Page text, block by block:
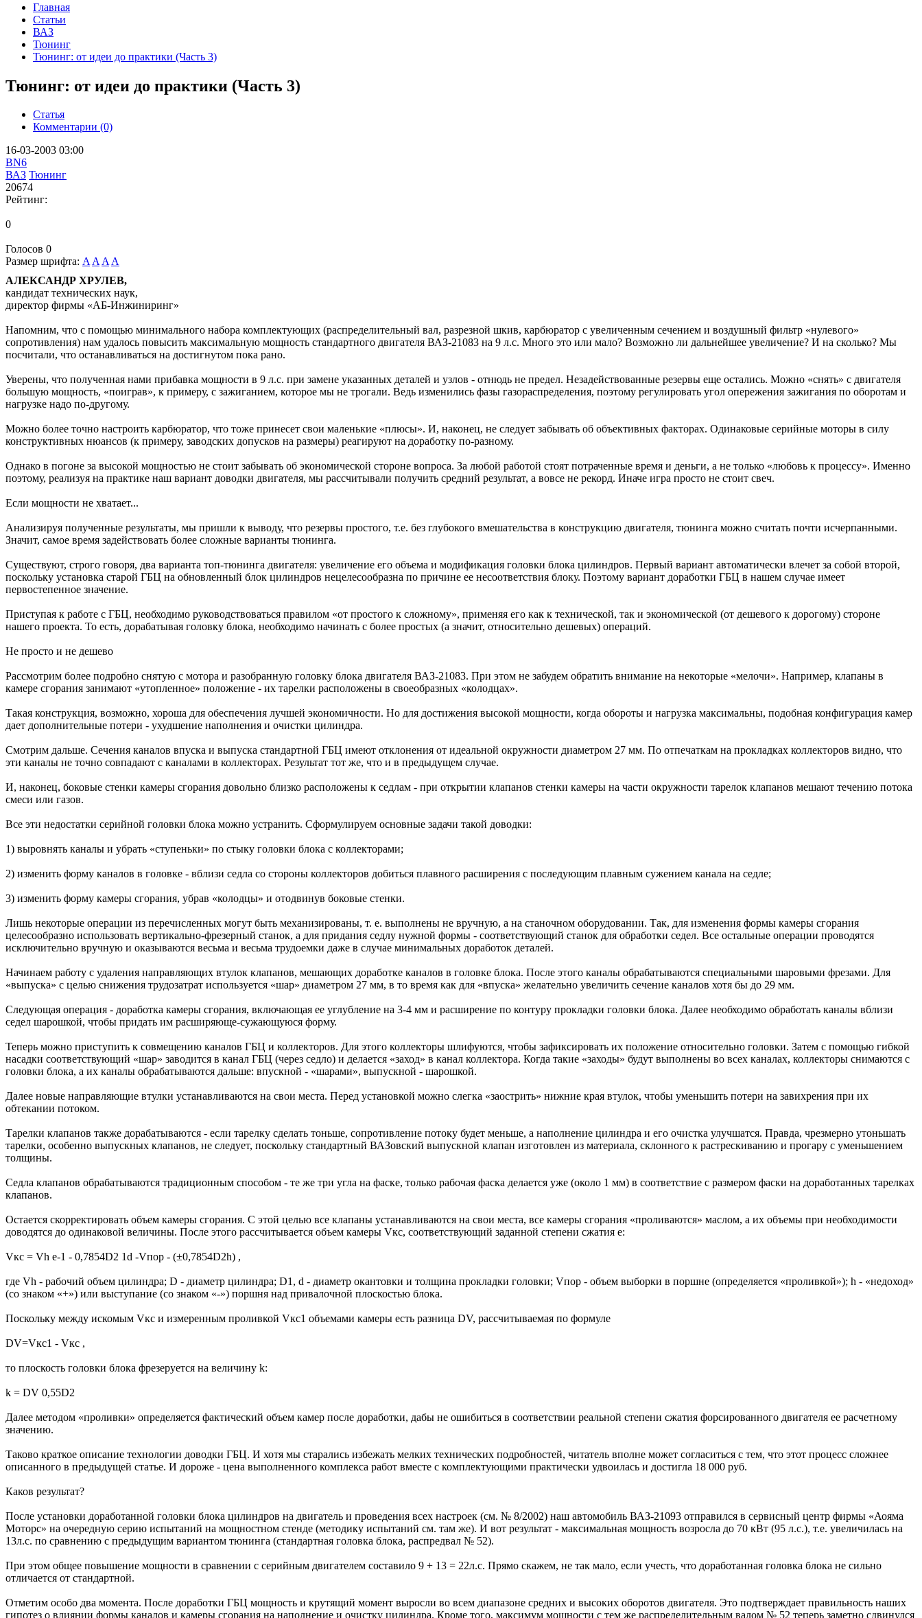
Главная
Статьи
ВАЗ
Тюнинг
Тюнинг: от идеи до практики (Часть 3)
Тюнинг: от идеи до практики (Часть 3)
Статья
Комментарии (0)
16-03-2003 03:00
BN6
ВАЗ Тюнинг
20674
Рейтинг:
0
Голосов 0
Размер шрифта: AAAA
АЛЕКСАНДР ХРУЛЕВ,
кандидат технических наук,
директор фирмы «АБ-Инжиниринг»
Напомним, что с помощью минимального набора комплектующих (распределительный вал, разрезной шкив, карбюратор с увеличенным сечением и воздушный фильтр «нулевого»
сопротивления) нам удалось повысить максимальную мощность стандартного двигателя ВАЗ-21083 на 9 л.с. Много это или мало? Возможно ли дальнейшее увеличение? И на сколько? Мы
посчитали, что останавливаться на достигнутом пока рано.
Уверены, что полученная нами прибавка мощности в 9 л.с. при замене указанных деталей и узлов - отнюдь не предел. Незадействованные резервы еще остались. Можно «снять» с двигателя
большую мощность, «поиграв», к примеру, с зажиганием, которое мы не трогали. Ведь изменились фазы газораспределения, поэтому регулировать угол опережения зажигания по оборотам и
нагрузке надо по-другому.
Можно более точно настроить карбюратор, что тоже принесет свои маленькие «плюсы». И, наконец, не следует забывать об объективных факторах. Одинаковые серийные моторы в силу
конструктивных нюансов (к примеру, заводских допусков на размеры) реагируют на доработку по-разному.
Однако в погоне за высокой мощностью не стоит забывать об экономической стороне вопроса. За любой работой стоят потраченные время и деньги, а не только «любовь к процессу». Именно
поэтому, реализуя на практике наш вариант доводки двигателя, мы рассчитывали получить средний результат, а вовсе не рекорд. Иначе игра просто не стоит свеч.
Если мощности не хватает...
Анализируя полученные результаты, мы пришли к выводу, что резервы простого, т.е. без глубокого вмешательства в конструкцию двигателя, тюнинга можно считать почти исчерпанными.
Значит, самое время задействовать более сложные варианты тюнинга.
Существуют, строго говоря, два варианта топ-тюнинга двигателя: увеличение его объема и модификация головки блока цилиндров. Первый вариант автоматически влечет за собой второй,
поскольку установка старой ГБЦ на обновленный блок цилиндров нецелесообразна по причине ее несоответствия блоку. Поэтому вариант доработки ГБЦ в нашем случае имеет
первостепенное значение.
Приступая к работе с ГБЦ, необходимо руководствоваться правилом «от простого к сложному», применяя его как к технической, так и экономической (от дешевого к дорогому) стороне
нашего проекта. То есть, дорабатывая головку блока, необходимо начинать с более простых (а значит, относительно дешевых) операций.
Не просто и не дешево
Рассмотрим более подробно снятую с мотора и разобранную головку блока двигателя ВАЗ-21083. При этом не забудем обратить внимание на некоторые «мелочи». Например, клапаны в
камере сгорания занимают «утопленное» положение - их тарелки расположены в своеобразных «колодцах».
Такая конструкция, возможно, хороша для обеспечения лучшей экономичности. Но для достижения высокой мощности, когда обороты и нагрузка максимальны, подобная конфигурация камер
дает дополнительные потери - ухудшение наполнения и очистки цилиндра.
Смотрим дальше. Сечения каналов впуска и выпуска стандартной ГБЦ имеют отклонения от идеальной окружности диаметром 27 мм. По отпечаткам на прокладках коллекторов видно, что
эти каналы не точно совпадают с каналами в коллекторах. Результат тот же, что и в предыдущем случае.
И, наконец, боковые стенки камеры сгорания довольно близко расположены к седлам - при открытии клапанов стенки камеры на части окружности тарелок клапанов мешают течению потока
смеси или газов.
Все эти недостатки серийной головки блока можно устранить. Сформулируем основные задачи такой доводки:
1) выровнять каналы и убрать «ступеньки» по стыку головки блока с коллекторами;
2) изменить форму каналов в головке - вблизи седла со стороны коллекторов добиться плавного расширения с последующим плавным сужением канала на седле;
3) изменить форму камеры сгорания, убрав «колодцы» и отодвинув боковые стенки.
Лишь некоторые операции из перечисленных могут быть механизированы, т. е. выполнены не вручную, а на станочном оборудовании. Так, для изменения формы камеры сгорания
целесообразно использовать вертикально-фрезерный станок, а для придания седлу нужной формы - соответствующий станок для обработки седел. Все остальные операции проводятся
исключительно вручную и оказываются весьма и весьма трудоемки даже в случае минимальных доработок деталей.
Начинаем работу с удаления направляющих втулок клапанов, мешающих доработке каналов в головке блока. После этого каналы обрабатываются специальными шаровыми фрезами. Для
«выпуска» с целью снижения трудозатрат используется «шар» диаметром 27 мм, в то время как для «впуска» желательно увеличить сечение каналов хотя бы до 29 мм.
Следующая операция - доработка камеры сгорания, включающая ее углубление на 3-4 мм и расширение по контуру прокладки головки блока. Далее необходимо обработать каналы вблизи
седел шарошкой, чтобы придать им расширяюще-сужающуюся форму.
Теперь можно приступить к совмещению каналов ГБЦ и коллекторов. Для этого коллекторы шлифуются, чтобы зафиксировать их положение относительно головки. Затем с помощью гибкой
насадки соответствующий «шар» заводится в канал ГБЦ (через седло) и делается «заход» в канал коллектора. Когда такие «заходы» будут выполнены во всех каналах, коллекторы снимаются с
головки блока, а их каналы обрабатываются дальше: впускной - «шарами», выпускной - шарошкой.
Далее новые направляющие втулки устанавливаются на свои места. Перед установкой можно слегка «заострить» нижние края втулок, чтобы уменьшить потери на завихрения при их
обтекании потоком.
Тарелки клапанов также дорабатываются - если тарелку сделать тоньше, сопротивление потоку будет меньше, а наполнение цилиндра и его очистка улучшатся. Правда, чрезмерно утоньшать
тарелки, особенно выпускных клапанов, не следует, поскольку стандартный ВАЗовский выпускной клапан изготовлен из материала, склонного к растрескиванию и прогару с уменьшением
толщины.
Седла клапанов обрабатываются традиционным способом - те же три угла на фаске, только рабочая фаска делается уже (около 1 мм) в соответствие с размером фаски на доработанных тарелках
клапанов.
Остается скорректировать объем камеры сгорания. С этой целью все клапаны устанавливаются на свои места, все камеры сгорания «проливаются» маслом, а их объемы при необходимости
доводятся до одинаковой величины. После этого рассчитывается объем камеры Vкс, соответствующий заданной степени сжатия e:
Vкс = Vh e-1 - 0,7854D2 1d -Vпор - (±0,7854D2h) ,
где Vh - рабочий объем цилиндра; D - диаметр цилиндра; D1, d - диаметр окантовки и толщина прокладки головки; Vпор - объем выборки в поршне (определяется «проливкой»); h - «недоход»
(со знаком «+») или выступание (со знаком «-») поршня над привалочной плоскостью блока.
Поскольку между искомым Vкс и измеренным проливкой Vкс1 объемами камеры есть разница DV, рассчитываемая по формуле
DV=Vкс1 - Vкс ,
то плоскость головки блока фрезеруется на величину k:
k = DV 0,55D2
Далее методом «проливки» определяется фактический объем камер после доработки, дабы не ошибиться в соответствии реальной степени сжатия форсированного двигателя ее расчетному
значению.
Таково краткое описание технологии доводки ГБЦ. И хотя мы старались избежать мелких технических подробностей, читатель вполне может согласиться с тем, что этот процесс сложнее
описанного в предыдущей статье. И дороже - цена выполненного комплекса работ вместе с комплектующими практически удвоилась и достигла 18 000 руб.
Каков результат?
После установки доработанной головки блока цилиндров на двигатель и проведения всех настроек (см. № 8/2002) наш автомобиль ВАЗ-21093 отправился в сервисный центр фирмы «Аояма
Моторс» на очередную серию испытаний на мощностном стенде (методику испытаний см. там же). И вот результат - максимальная мощность возросла до 70 кВт (95 л.с.), т.е. увеличилась на
13л.с. по сравнению с предыдущим вариантом тюнинга (стандартная головка блока, распредвал № 52).
При этом общее повышение мощности в сравнении с серийным двигателем составило 9 + 13 = 22л.с. Прямо скажем, не так мало, если учесть, что доработанная головка блока не сильно
отличается от стандартной.
Отметим особо два момента. После доработки ГБЦ мощность и крутящий момент выросли во всем диапазоне средних и высоких оборотов двигателя. Это подтверждает правильность наших
гипотез о влиянии формы каналов и камеры сгорания на наполнение и очистку цилиндра. Кроме того, максимум мощности с тем же распределительным валом № 52 теперь заметно сдвинулся